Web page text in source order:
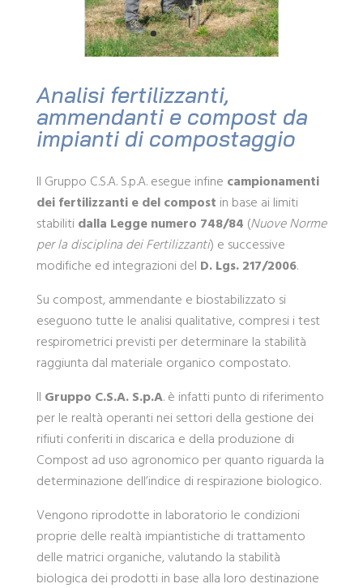
Analisi fertilizzanti,
ammendanti e compost da
impianti di compostaggio
Il Gruppo C.S.A. S.p.A. esegue infine campionamenti
dei fertilizzanti e del compost in base ai limiti
stabilitidalla Legge numero 748/84 (Nuove Norme
per la disciplina dei Fertilizzanti) e successive
modifiche ed integrazioni del D. Lgs. 217/2006.
Su compost, ammendante e biostabilizzato si
eseguono tutte le analisi qualitative, compresi i test
respirometrici previsti per determinare la stabilità
raggiunta dal materiale organico compostato.
Il Gruppo C.S.A. S.p.A. è infatti punto di riferimento
per le realtà operanti nei settori della gestione dei
rifiuti conferiti in discarica e della produzione di
Compost ad uso agronomico per quanto riguarda la
determinazione dell’indice di respirazione biologico.
Vengono riprodotte in laboratorio le condizioni
proprie delle realtà impiantistiche di trattamento
delle matrici organiche, valutando la stabilità
biologica dei prodotti in base alla loro destinazione